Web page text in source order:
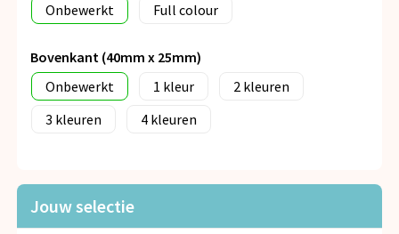
Onbewerkt
Full colour
Bovenkant (40mm x 25mm)
Onbewerkt
1
2
3
4
Jouw selectie